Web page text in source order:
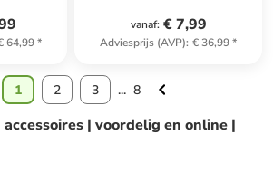
64,99*
vanaf: € 7,99
Adviesprijs (AVP): € 36,99*
1 2 3 ... 8
| voordelig en online |